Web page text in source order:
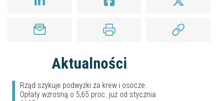
Aktualności
Rząd szykuje podwyżki za krew i osocze.
Opłaty wzrosną o 5,65 proc. już od stycznia